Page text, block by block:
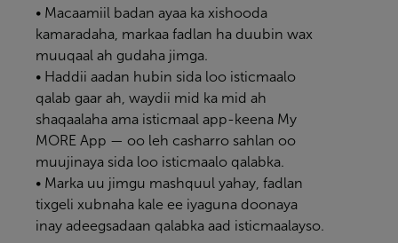
• Macaamiil badan ayaa ka xishooda
kamaradaha, markaa fadlan ha duubin wax
muuqaal ah gudaha jimga.
• Haddii aadan hubin sida loo isticmaalo
qalab gaar ah, waydii mid ka mid ah
shaqaalaha ama isticmaal app-keena My
MORE App — oo leh casharro sahlan oo
muujinaya sida loo isticmaalo qalabka.
• Marka uu jimgu mashquul yahay, fadlan
tixgeli xubnaha kale ee iyaguna doonaya
inay adeegsadaan qalabka aad isticmaalayso.